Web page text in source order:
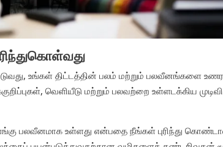
உங்கள் திட்டத்தின் பலம் மற்றும் பலவீனங்களை உணர
வெளியீடு மற்றும் பலவற்றை உள்ளடக்கிய
எங்கு பலவீனமாக உள்ளது என்பதை நீங்கள் புரிந்து